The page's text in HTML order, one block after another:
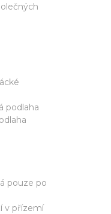
podlaha
pouze po
v přízemí